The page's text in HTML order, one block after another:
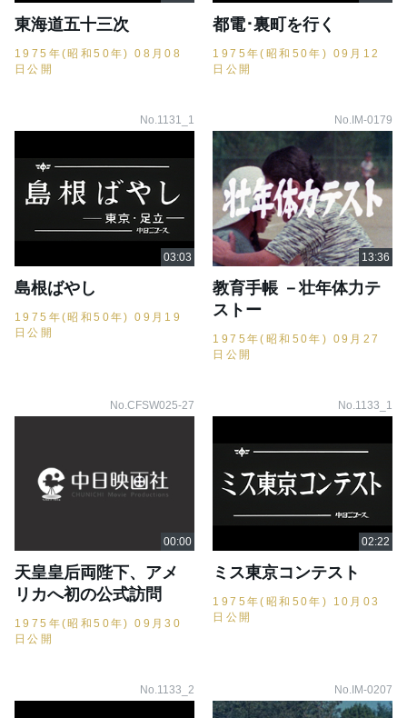
東海道五十三次
1975年(昭和50年) 08月08
日公開
都電･裏町を行く
1975年(昭和50年) 09月12
日公開
No.1131_1
島根ばやし
1975年(昭和50年) 09月19
日公開
No.IM-0179
教育手帳 －壮年体力テ
ストー
1975年(昭和50年) 09月27
日公開
No.CFSW025-27
天皇皇后両陛下、アメ
リカへ初の公式訪問
1975年(昭和50年) 09月30
日公開
No.1133_1
ミス東京コンテスト
1975年(昭和50年) 10月03
日公開
No.1133_2 No.IM-0207